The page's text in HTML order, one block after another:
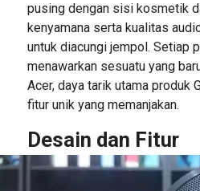
pusing dengan sisi kosmetik
kenyamana serta kualitas
untuk diacungi jempol. Setiap
menawarkan sesuatu yang
Acer, daya tarik utama produk
fitur unik yang memanjakan.
Desain dan Fitur